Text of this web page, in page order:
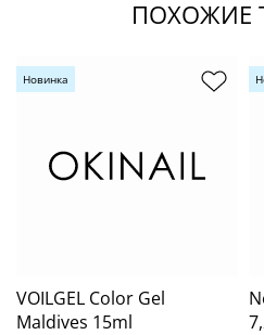
ПОХОЖИЕ
Новинка
VOILGEL Color Gel
Maldives 15ml